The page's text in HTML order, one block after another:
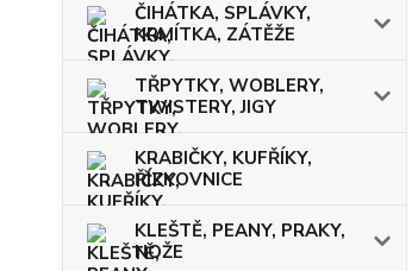
ČIHÁTKA, SPLÁVKY,
KRMÍTKA, ZÁTĚŽE
TŘPYTKY, WOBLERY,
TWISTERY, JIGY
KRABIČKY, KUFŘÍKY,
ŘÍZKOVNICE
KLEŠTĚ, PEANY, PRAKY,
NOŽE